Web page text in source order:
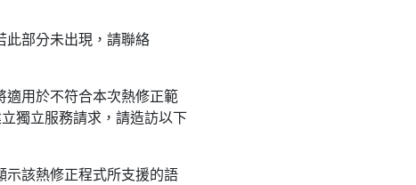
此部分未出現，請聯絡
用於不符合本次熱修正範
獨立服務請求，請造訪以下
該熱修正程式所支援的語